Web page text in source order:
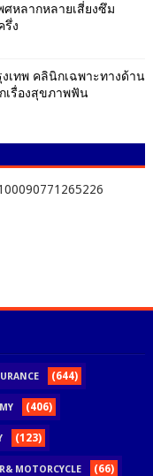
ศหลากหลายเสี่ยงซึม
รึ่ง
เทพ คลินิกเฉพาะทางด้าน
เรื่องสุขภาพฟัน
(644)
(406)
(123)
MOTORCYCLE (66)